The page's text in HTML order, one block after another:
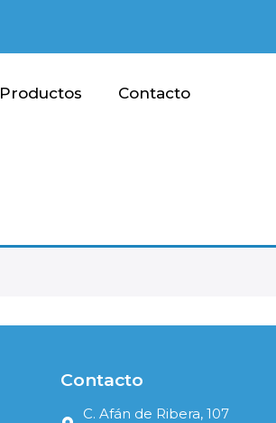
Productos Contacto
Contacto
C. Afán de Ribera, 107